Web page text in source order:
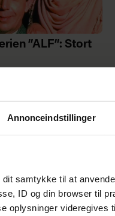
Annonceindstillinger
dit samtykke til at
ID og din browser til
oplysninger videregives
”ALF”: Stort